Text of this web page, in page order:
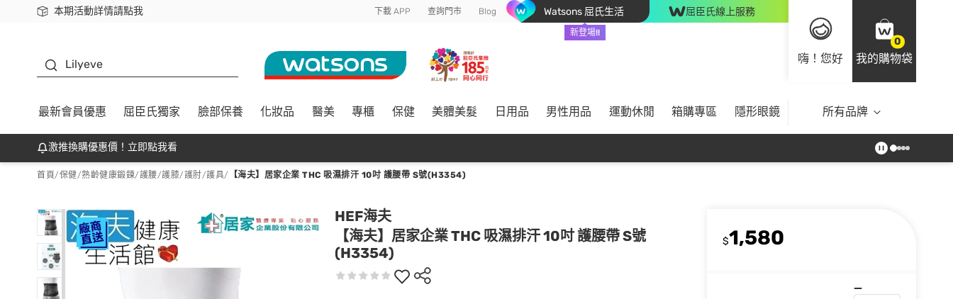
本期活動詳情請點我
下載app最高回饋$350 下載 APP 查詢門市 Blog Watsons 屈氏生活
新登場!!
屈臣氏線上服務
嗨！您好
0
我的購物袋
Lilyeve
最新會員優惠 屈臣氏獨家 臉部保養 化妝品 醫美 專櫃 保健 美體美髮 日用品 男性用品 運動休閒 箱購專區 隱形眼鏡 所有品牌
激推換購優惠價！立即點我看
首頁/保健/熟齡健康鍛鍊/護腰/護膝/護肘/護具/ 【海夫】居家企業 THC 吸濕排汗 10吋 護腰帶 S號(H3354)
HEF海夫
【海夫】居家企業 THC 吸濕排汗 10吋 護腰帶 S號
(H3354)
$1,580